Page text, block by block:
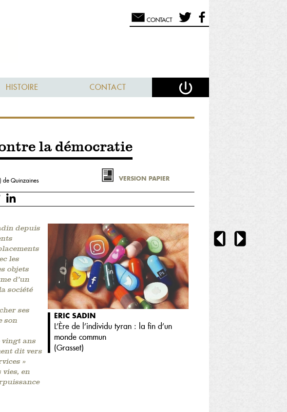
CONTACT
HISTOIRE CONTACT
la démocratie
de Quinzaines VERSION PAPIER
depuis
les
objets
d’un
société
ses
son
vingt ans
dit vers
»
vies, en
ÉRIC SADIN
L’Ère de l’individu tyran : la fin d’un
monde commun
(Grasset)